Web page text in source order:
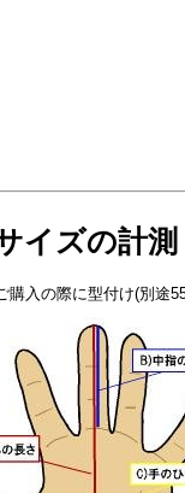
イズの計測
購入の際に型付け(別途